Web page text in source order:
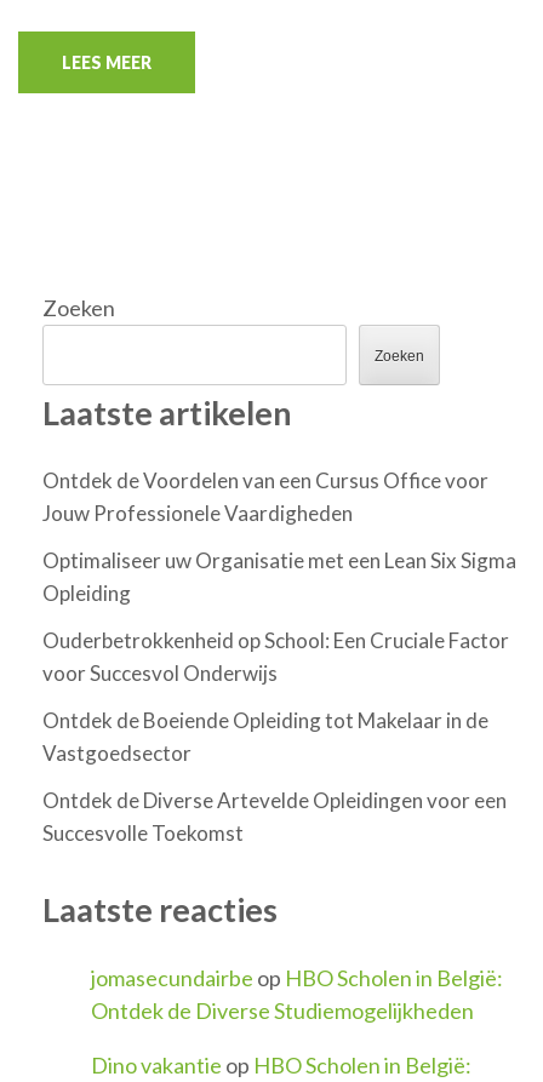
LEES MEER
Zoeken
Zoeken
Laatste artikelen
Ontdek de Voordelen van een Cursus Office voor
Jouw Professionele Vaardigheden
Optimaliseer uw Organisatie met een Lean Six Sigma
Opleiding
Ouderbetrokkenheid op School: Een Cruciale Factor
voor Succesvol Onderwijs
Ontdek de Boeiende Opleiding tot Makelaar in de
Vastgoedsector
Ontdek de Diverse Artevelde Opleidingen voor een
Succesvolle Toekomst
Laatste reacties
jomasecundairbe op HBO Scholen in België:
Ontdek de Diverse Studiemogelijkheden
Dino vakantie op HBO Scholen in België: